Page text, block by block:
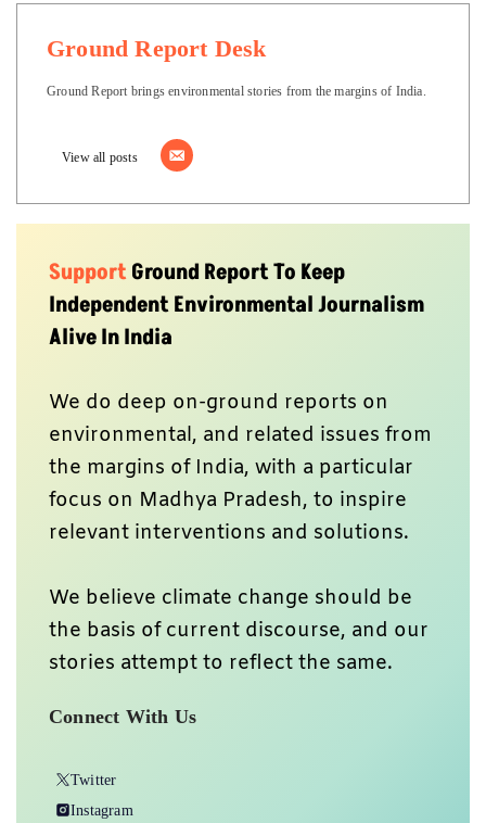
Ground Report Desk
Ground Report brings environmental stories from the margins of India.
View all posts
SupportGround Report To Keep
Independent Environmental Journalism
Alive In India
We do deep on-ground reports on
environmental, and related issues from
the margins of India, with a particular
focus on Madhya Pradesh, to inspire
relevant interventions and solutions.
We believe climate change should be
the basis of current discourse, and our
stories attempt to reflect the same.
Connect With Us
Twitter
Instagram